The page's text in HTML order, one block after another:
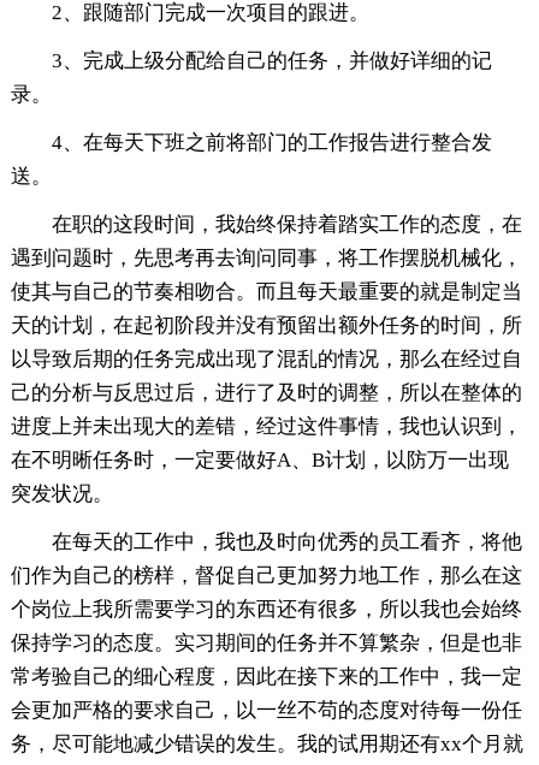
2、跟随部门完成一次项目的跟进。
3、完成上级分配给自己的任务，并做好详细的记
录。
4、在每天下班之前将部门的工作报告进行整合发
送。
在职的这段时间，我始终保持着踏实工作的态度，在
遇到问题时，先思考再去询问同事，将工作摆脱机械化，
使其与自己的节奏相吻合。而且每天最重要的就是制定当
天的计划，在起初阶段并没有预留出额外任务的时间，所
以导致后期的任务完成出现了混乱的情况，那么在经过自
己的分析与反思过后，进行了及时的调整，所以在整体的
进度上并未出现大的差错，经过这件事情，我也认识到，
在不明晰任务时，一定要做好A、B计划，以防万一出现
突发状况。
在每天的工作中，我也及时向优秀的员工看齐，将他
们作为自己的榜样，督促自己更加努力地工作，那么在这
个岗位上我所需要学习的东西还有很多，所以我也会始终
保持学习的态度。实习期间的任务并不算繁杂，但是也非
常考验自己的细心程度，因此在接下来的工作中，我一定
会更加严格的要求自己，以一丝不苟的态度对待每一份任
务，尽可能地减少错误的发生。我的试用期还有xx个月就